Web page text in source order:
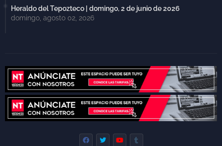
Heraldo del Tepozteco | domingo, 2 de junio de 2026
domingo, agosto 02, 2026